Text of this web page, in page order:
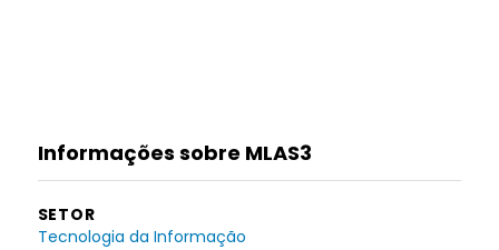
Informações sobre MLAS3
SETOR
Tecnologia da Informação